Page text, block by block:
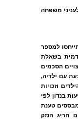
לעניני משפחה
למספר
בשאלת
הסכמים
עם ילדיה,
וזכויות
בנדון לפי
מבססים טענת
חריג הנזק